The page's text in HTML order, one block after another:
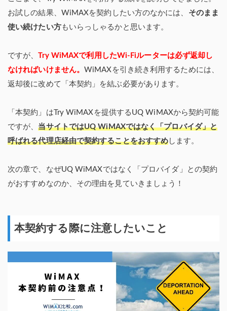
お試しの結果、WiMAXを契約したい方のなかには、 そのまま
使い続けたい方もいらっしゃるかと思います。
ですが、Try WiMAXで利用したWi-Fiルーターは必ず返却し
なければいけません。 WiMAXを引き続き利用するためには、
返却後に改めて「本契約」を結ぶ必要があります。
「本契約」はTry WiMAXを提供するUQ WiMAXから契約可能
ですが、当サイトではUQ WiMAXではなく「プロバイダ」と
呼ばれる代理店経由で契約することをおすすめ します。
次の章で、なぜUQ WiMAXではなく「プロバイダ」との契約
がおすすめなのか、その理由を見ていきましょう！
本契約する際に注意したいこと